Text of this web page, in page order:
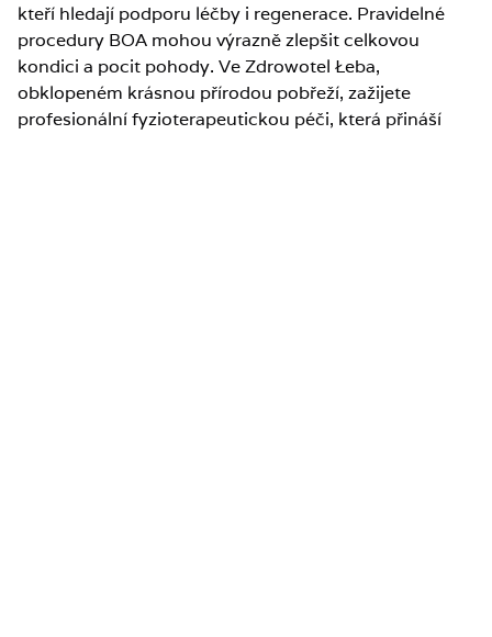
kteří hledají podporu léčby i regenerace. Pravidelné
procedury BOA mohou výrazně zlepšit celkovou
kondici a pocit pohody. Ve Zdrowotel Łeba,
obklopeném krásnou přírodou pobřeží, zažijete
profesionální fyzioterapeutickou péči, která přináší